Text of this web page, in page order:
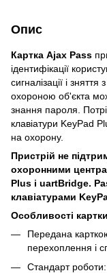
Опис
Картка Ajax Pass
ідентифікації
сигналізації і
охороною об'єкта
знання пароля.
клавіатури KeyPad
на охорону.
Пристрій не
охоронними
Plus і uartBridge.
клавіатурами
Особливості
Передана
перехоплення і
Стандарт